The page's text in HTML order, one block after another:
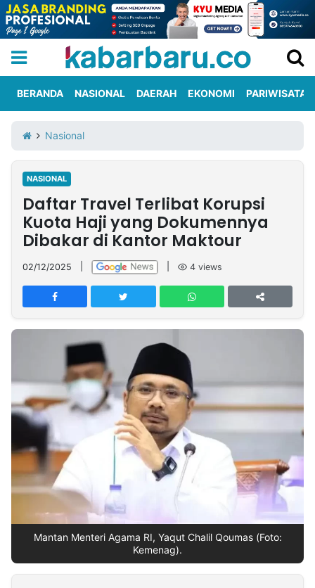
Iklan
Berita
Kami
Nasional
International
Olahraga
Entertainment
Daerah
Pariwisata
Kuliner
Kolom
Network
PT
TREETAN
INDONESIA
Partner
Insight
NTB
Suara
Time
Lens
Daily
Jogja
Jalan
Rakyat
Idealita
News
Kita
Notice
Dinamikapost.com
Radar
Baru
Seedbacklink
Kabarbaru
BERANDA NASIONAL DAERAH EKONOMI PARIWISATA
Nasional
NASIONAL
Daftar Travel Terlibat Korupsi
Kuota Haji yang Dokumennya
Dibakar di Kantor Maktour
02/12/2025 4 views
Mantan Menteri Agama RI, Yaqut Chalil Qoumas (Foto:
Kemenag).